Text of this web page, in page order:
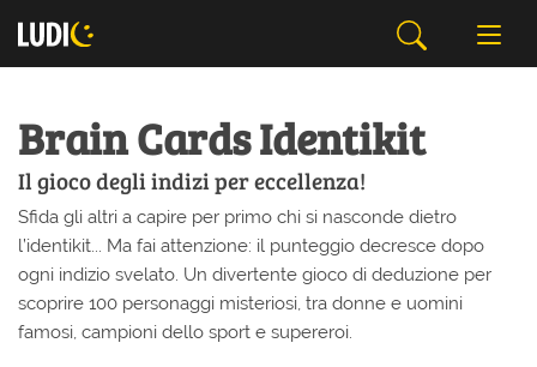
Brain Cards Identikit
Il gioco degli indizi per eccellenza!
Sfida gli altri a capire per primo chi si nasconde dietro
l’identikit... Ma fai attenzione: il punteggio decresce dopo
ogni indizio svelato. Un divertente gioco di deduzione per
scoprire 100 personaggi misteriosi, tra donne e uomini
famosi, campioni dello sport e supereroi.